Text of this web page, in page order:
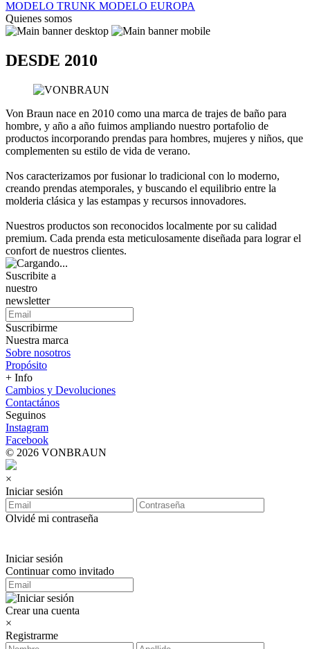
MODELO TRUNK MODELO EUROPA
Quienes somos
DESDE 2010
Von Braun nace en 2010 como una marca de trajes de baño para
hombre, y año a año fuimos ampliando nuestro portafolio de
productos incorporando prendas para hombres, mujeres y niños, que
complementen su estilo de vida de verano.
Nos caracterizamos por fusionar lo tradicional con lo moderno,
creando prendas atemporales, y buscando el equilibrio entre la
molderia clásica y las estampas y recursos innovadores.
Nuestros productos son reconocidos localmente por su calidad
premium. Cada prenda esta meticulosamente diseñada para lograr el
confort de nuestros clientes.
Suscribite a
nuestro
newsletter
Suscribirme
Nuestra marca
Sobre nosotros
Propósito
+ Info
Cambios y Devoluciones
Contactános
Seguinos
Instagram
Facebook
© 2026 VONBRAUN
×
Iniciar sesión
Olvidé mi contraseña
Iniciar sesión
Continuar como invitado
Crear una cuenta
×
Registrarme